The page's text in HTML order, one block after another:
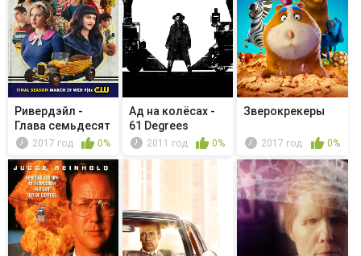
Ривердэйл -
Глава семьдесят
вторая. У...
2017 год 0%
Ад на колёсах -
61 Degrees
2011 год 0%
Зверокрекеры
2017 год 0%